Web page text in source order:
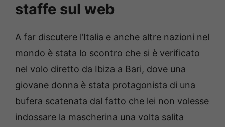
staffe sul web
A far discutere l’Italia e anche altre nazioni nel
mondo è stata lo scontro che si è verificato
nel volo diretto da Ibiza a Bari, dove una
giovane donna è stata protagonista di una
bufera scatenata dal fatto che lei non volesse
indossare la mascherina una volta salita